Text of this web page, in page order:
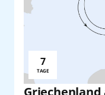
Griechenland
Reisedauer:
7
TAGE